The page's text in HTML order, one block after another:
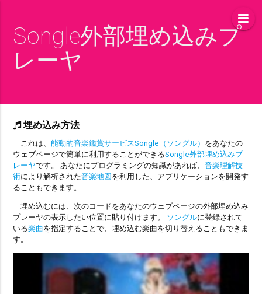
Songle外部埋め込みプ
レーヤ
埋め込み方法
これは、能動的音楽鑑賞サービスSongle（ソングル） をあなたの
ウェブページで簡単に利用することができるSongle外部埋め込みプ
レーヤです。 あなたにプログラミングの知識があれば、音楽理解技
術により解析された音楽地図を利用した、アプリケーションを開発す
ることもできます。
埋め込むには、次のコードをあなたのウェブページの外部埋め込み
プレーヤの表示したい位置に貼り付けます。 ソングルに登録されて
いる楽曲を指定することで、埋め込む楽曲を切り替えることもできま
す。